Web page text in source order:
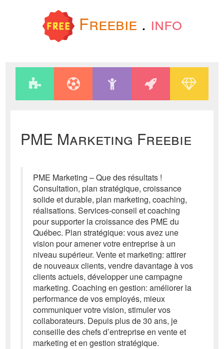
Freebie . info
PME Marketing Freebie
PME Marketing – Que des résultats !
Consultation, plan stratégique, croissance
solide et durable, plan marketing, coaching,
réalisations. Services-conseil et coaching
pour supporter la croissance des PME du
Québec. Plan stratégique: vous avez une
vision pour amener votre entreprise à un
niveau supérieur. Vente et marketing: attirer
de nouveaux clients, vendre davantage à vos
clients actuels, développer une campagne
marketing. Coaching en gestion: améliorer la
performance de vos employés, mieux
communiquer votre vision, stimuler vos
collaborateurs. Depuis plus de 30 ans, je
conseille des chefs d’entreprise en vente et
marketing et en gestion stratégique.